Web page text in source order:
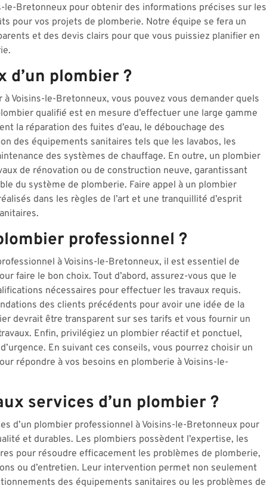
Bretonneux pour obtenir des informations précises sur les
pour vos projets de plomberie. Notre équipe se fera un
et des devis clairs pour que vous puissiez planifier en
d’un plombier ?
Voisins-le-Bretonneux, vous pouvez vous demander quels
qualifié est en mesure d’effectuer une large gamme
la réparation des fuites d’eau, le débouchage des
des équipements sanitaires tels que les lavabos, les
des systèmes de chauffage. En outre, un plombier
de rénovation ou de construction neuve, garantissant
du système de plomberie. Faire appel à un plombier
dans les règles de l’art et une tranquillité d’esprit
professionnel ?
à Voisins-le-Bretonneux, il est essentiel de
faire le bon choix. Tout d’abord, assurez-vous que le
nécessaires pour effectuer les travaux requis.
des clients précédents pour avoir une idée de la
devrait être transparent sur ses tarifs et vous fournir un
Enfin, privilégiez un plombier réactif et ponctuel,
En suivant ces conseils, vous pourrez choisir un
répondre à vos besoins en plomberie à Voisins-le-
services d’un plombier ?
d’un plombier professionnel à Voisins-le-Bretonneux pour
et durables. Les plombiers possèdent l’expertise, les
pour résoudre efficacement les problèmes de plomberie,
ou d’entretien. Leur intervention permet non seulement
des équipements sanitaires ou les problèmes de